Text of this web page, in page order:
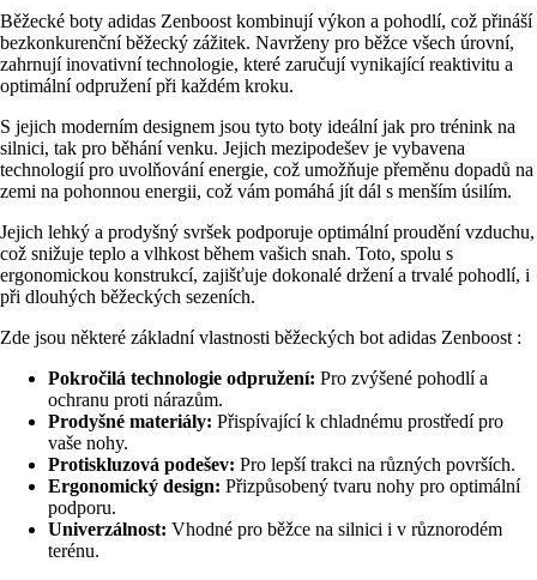
Běžecké boty adidas Zenboost kombinují výkon a pohodlí, což přináší
bezkonkurenční běžecký zážitek. Navrženy pro běžce všech úrovní,
zahrnují inovativní technologie, které zaručují vynikající reaktivitu a
optimální odpružení při každém kroku.
S jejich moderním designem jsou tyto boty ideální jak pro trénink na
silnici, tak pro běhání venku. Jejich mezipodešev je vybavena
technologií pro uvolňování energie, což umožňuje přeměnu dopadů na
zemi na pohonnou energii, což vám pomáhá jít dál s menším úsilím.
Jejich lehký a prodyšný svršek podporuje optimální proudění vzduchu,
což snižuje teplo a vlhkost během vašich snah. Toto, spolu s
ergonomickou konstrukcí, zajišťuje dokonalé držení a trvalé pohodlí, i
při dlouhých běžeckých sezeních.
Zde jsou některé základní vlastnosti běžeckých bot adidas Zenboost :
Pokročilá technologie odpružení: Pro zvýšené pohodlí a
ochranu proti nárazům.
Prodyšné materiály: Přispívající k chladnému prostředí pro
vaše nohy.
Protiskluzová podešev: Pro lepší trakci na různých površích.
Ergonomický design: Přizpůsobený tvaru nohy pro optimální
podporu.
Univerzálnost: Vhodné pro běžce na silnici i v různorodém
terénu.